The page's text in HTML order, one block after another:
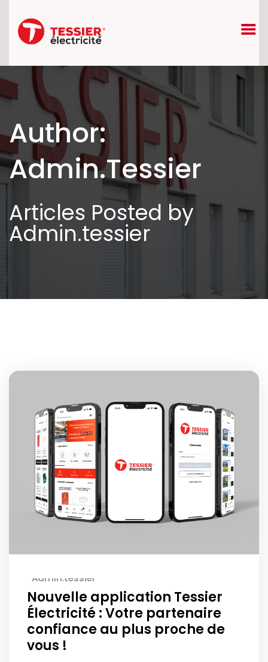
Author:
Admin.tessier
Articles Posted by
Admin.tessier
Admin.tessier
Nouvelle application Tessier
Électricité : Votre partenaire
confiance au plus proche de
vous !